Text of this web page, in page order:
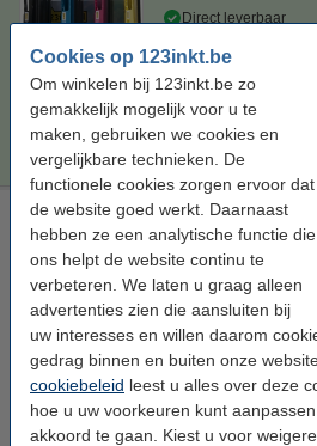
Cookies op 123inkt.be
Om winkelen bij 123inkt.be zo
gemakkelijk mogelijk voor u te
maken, gebruiken we cookies en
vergelijkbare technieken. De
functionele cookies zorgen ervoor dat
de website goed werkt. Daarnaast
hebben ze een analytische functie die
ons helpt de website continu te
verbeteren. We laten u graag alleen
advertenties zien die aansluiten bij
uw interesses en willen daarom
gedrag binnen en buiten onze
cookiebeleid leest u alles over deze
hoe u uw voorkeuren kunt
akkoord te gaan. Kiest u voor
Direct leverbaar
Per pagina
€ 232,50
Laserprinter reinigingsdoek
tonerdoek
Bekijk de
€ 0,95